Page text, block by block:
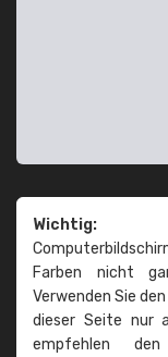
Wichtig:
Farben nicht
Verwenden Sie
dieser Seite nur
empfehlen